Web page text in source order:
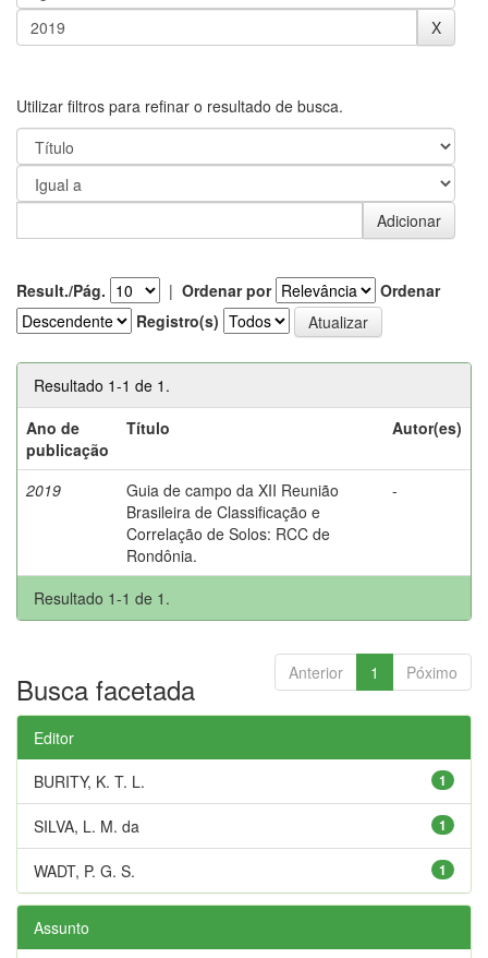
Utilizar filtros para refinar o resultado de busca.
Result./Pág. | Ordenar por
Ordenar
Registro(s)
Resultado 1-1 de 1.
Ano de
publicação
Título Autor(es)
2019
Guia de campo da XII Reunião
Brasileira de Classificação e
Correlação de Solos: RCC de
Rondônia.
-
Resultado 1-1 de 1.
Anterior 1 Póximo
Busca facetada
Editor
1
BURITY, K. T. L.
1
SILVA, L. M. da
1
WADT, P. G. S.
Assunto